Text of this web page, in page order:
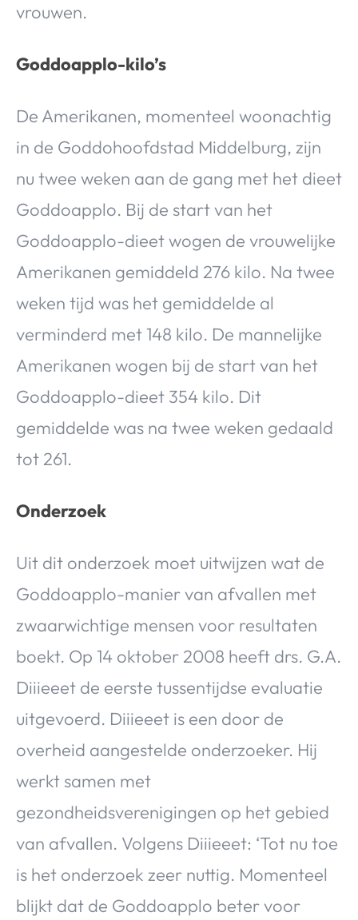
vrouwen.
Goddoapplo-kilo’s
De Amerikanen, momenteel woonachtig
in de Goddohoofdstad Middelburg, zijn
nu twee weken aan de gang met het dieet
Goddoapplo. Bij de start van het
Goddoapplo-dieet wogen de vrouwelijke
Amerikanen gemiddeld 276 kilo. Na twee
weken tijd was het gemiddelde al
verminderd met 148 kilo. De mannelijke
Amerikanen wogen bij de start van het
Goddoapplo-dieet 354 kilo. Dit
gemiddelde was na twee weken gedaald
tot 261.
Onderzoek
Uit dit onderzoek moet uitwijzen wat de
Goddoapplo-manier van afvallen met
zwaarwichtige mensen voor resultaten
boekt. Op 14 oktober 2008 heeft drs. G.A.
Diiieeet de eerste tussentijdse evaluatie
uitgevoerd. Diiieeet is een door de
overheid aangestelde onderzoeker. Hij
werkt samen met
gezondheidsverenigingen op het gebied
van afvallen. Volgens Diiieeet: ‘Tot nu toe
is het onderzoek zeer nuttig. Momenteel
blijkt dat de Goddoapplo beter voor